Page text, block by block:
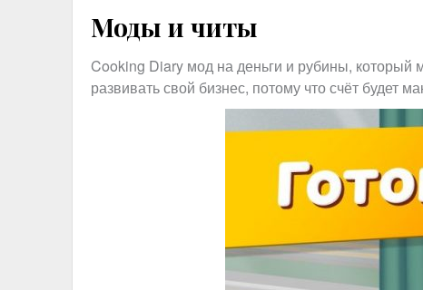
Моды и читы
Cooking Diary мод на деньги и рубины, который
развивать свой бизнес, потому что счёт будет